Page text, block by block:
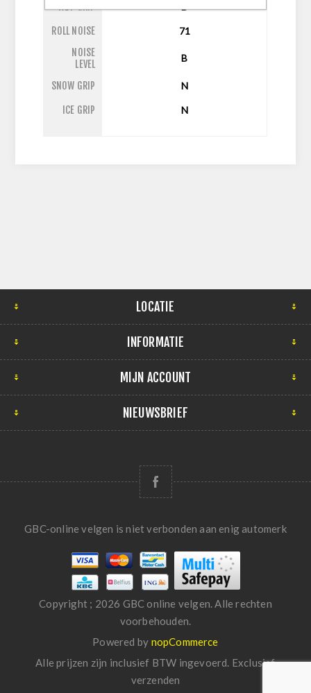
WET GRIP B
ROLL NOISE
71
NOISE
LEVEL
B
SNOW GRIP N
ICE GRIP N
LOCATIE
INFORMATIE
MIJN ACCOUNT
NIEUWSBRIEF
GBC-online velgen is niet verbonden aan enig automerk
Copyright ; 2026 GBC online velgen. Alle rechten
voorbehouden.
Powered by nopCommerce
Alle prijzen zijn inclusief BTW ingevoerd. Exclusief
verzenden